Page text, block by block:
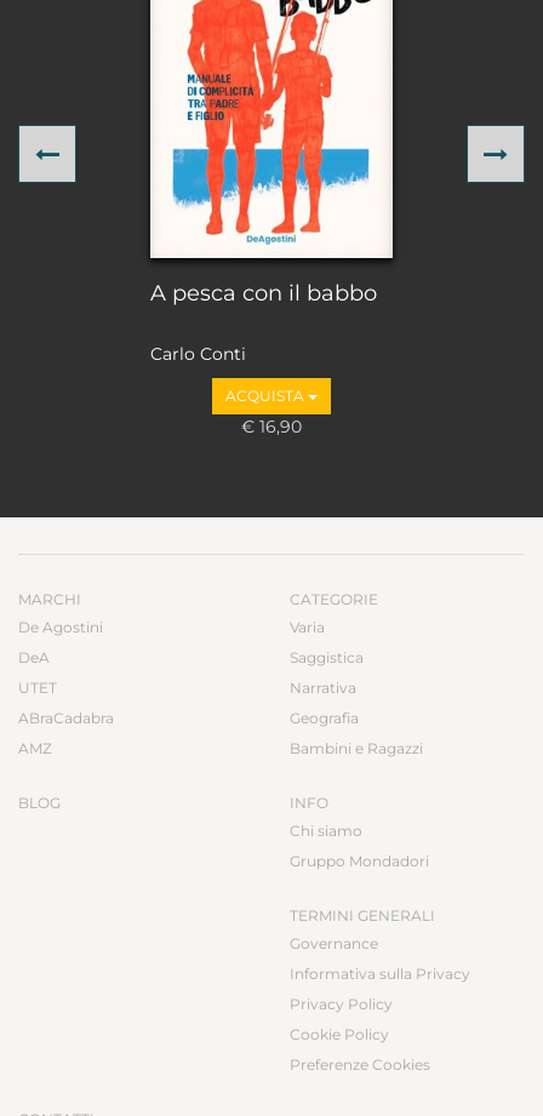
A pesca con il babbo
Carlo Conti
ACQUISTA
€ 16,90
Previous
MARCHI
De Agostini
DeA
UTET
ABraCadabra
AMZ
BLOG
CATEGORIE
Varia
Saggistica
Narrativa
Geografia
Bambini e Ragazzi
INFO
Chi siamo
Gruppo Mondadori
TERMINI GENERALI
Governance
Informativa sulla Privacy
Privacy Policy
Cookie Policy
Preferenze Cookies